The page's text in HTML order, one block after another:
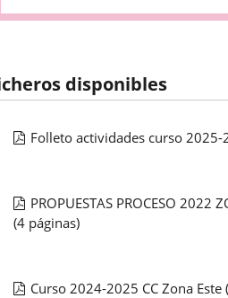
disponibles
Folleto actividades curso 2025-
PROPUESTAS PROCESO 2022
(4 páginas)
Curso 2024-2025 CC Zona Este